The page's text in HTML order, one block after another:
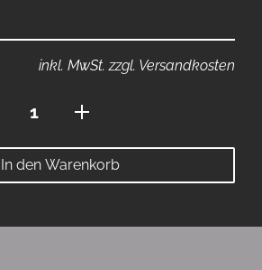
inkl. MwSt. zzgl. Versandkosten
Kapuze
Menge
In den Warenkorb